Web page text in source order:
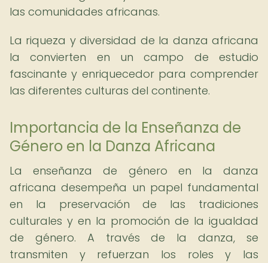
las comunidades africanas.
La riqueza y diversidad de la danza africana
la convierten en un campo de estudio
fascinante y enriquecedor para comprender
las diferentes culturas del continente.
Importancia de la Enseñanza de
Género en la Danza Africana
La enseñanza de género en la danza
africana desempeña un papel fundamental
en la preservación de las tradiciones
culturales y en la promoción de la igualdad
de género. A través de la danza, se
transmiten y refuerzan los roles y las